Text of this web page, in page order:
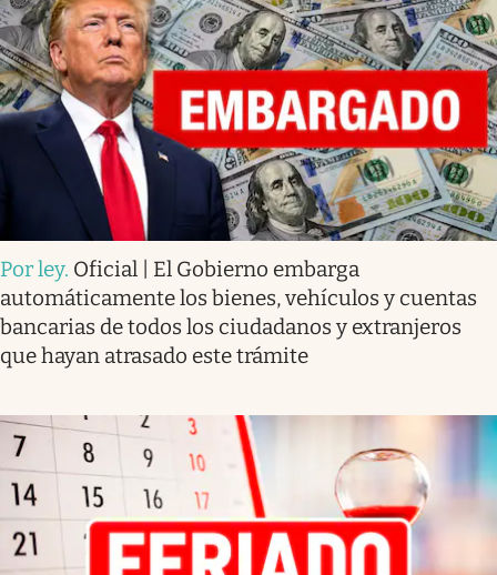
Por ley. Oficial | El Gobierno embarga
automáticamente los bienes, vehículos y cuentas
bancarias de todos los ciudadanos y extranjeros
que hayan atrasado este trámite